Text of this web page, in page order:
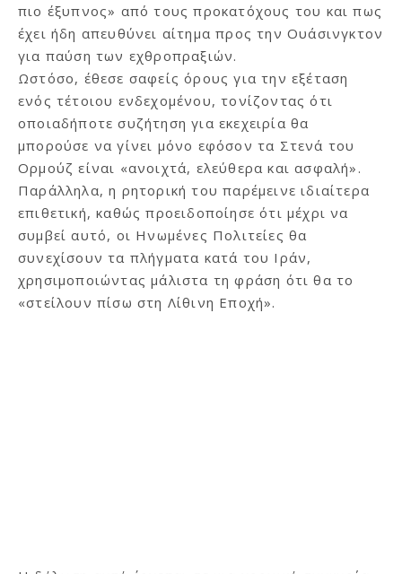
πιο έξυπνος» από τους προκατόχους του και πως
έχει ήδη απευθύνει αίτημα προς την Ουάσινγκτον
για παύση των εχθροπραξιών.
Ωστόσο, έθεσε σαφείς όρους για την εξέταση
ενός τέτοιου ενδεχομένου, τονίζοντας ότι
οποιαδήποτε συζήτηση για εκεχειρία θα
μπορούσε να γίνει μόνο εφόσον τα Στενά του
Ορμούζ είναι «ανοιχτά, ελεύθερα και ασφαλή».
Παράλληλα, η ρητορική του παρέμεινε ιδιαίτερα
επιθετική, καθώς προειδοποίησε ότι μέχρι να
συμβεί αυτό, οι Ηνωμένες Πολιτείες θα
συνεχίσουν τα πλήγματα κατά του Ιράν,
χρησιμοποιώντας μάλιστα τη φράση ότι θα το
«στείλουν πίσω στη Λίθινη Εποχή».